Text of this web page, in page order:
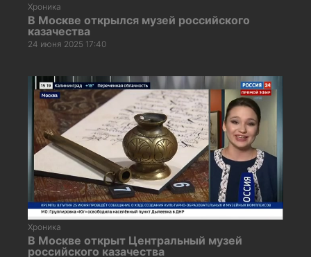
Хроника
В Москве открылся музей российского
казачества
24 июня 2025 17:40
Хроника
В Москве открыт Центральный музей
российского казачества